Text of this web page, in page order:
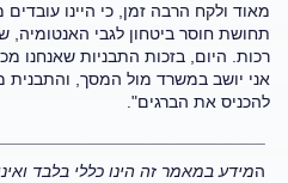
מאוד ולקח הרבה זמן, כי היינו
תחושת חוסר ביטחון לגבי
רכות. היום, בזכות התבניות שאנחנו
אני יושב במשרד מול המסך, והתבנית
להכניס את הברגים".
המידע במאמר זה הינו כללי בלבד